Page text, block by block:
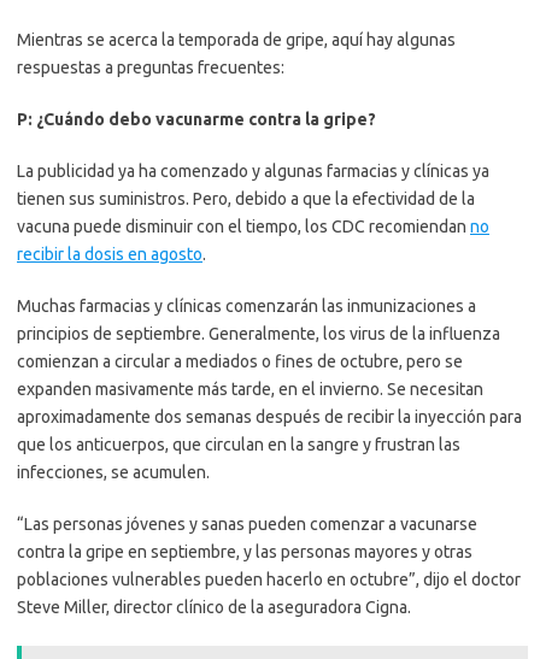
Mientras se acerca la temporada de gripe, aquí hay algunas
respuestas a preguntas frecuentes:
P: ¿Cuándo debo vacunarme contra la gripe?
La publicidad ya ha comenzado y algunas farmacias y clínicas ya
tienen sus suministros. Pero, debido a que la efectividad de la
vacuna puede disminuir con el tiempo, los CDC recomiendan no
recibir la dosis en agosto.
Muchas farmacias y clínicas comenzarán las inmunizaciones a
principios de septiembre. Generalmente, los virus de la influenza
comienzan a circular a mediados o fines de octubre, pero se
expanden masivamente más tarde, en el invierno. Se necesitan
aproximadamente dos semanas después de recibir la inyección para
que los anticuerpos, que circulan en la sangre y frustran las
infecciones, se acumulen.
“Las personas jóvenes y sanas pueden comenzar a vacunarse
contra la gripe en septiembre, y las personas mayores y otras
poblaciones vulnerables pueden hacerlo en octubre”, dijo el doctor
Steve Miller, director clínico de la aseguradora Cigna.